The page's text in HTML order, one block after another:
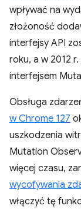
wpływać na
złożoność
interfejsy API
roku, a w 2012
interfejsem
Obsługa
w Chrome 127
uszkodzenia
Mutation
więcej czasu,
wycofywania
włączyć tę